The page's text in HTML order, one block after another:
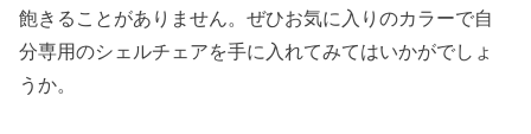
飽きることがありません。ぜひお気に入りのカラーで自
分専用のシェルチェアを手に入れてみてはいかがでしょ
うか。